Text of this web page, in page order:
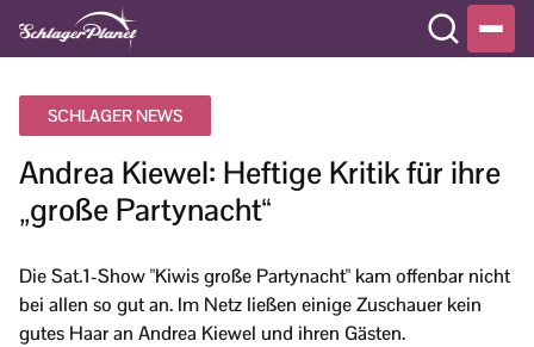
SCHLAGER NEWS
Andrea Kiewel: Heftige Kritik für ihre
„große Partynacht“
Die Sat.1-Show "Kiwis große Partynacht" kam offenbar nicht
bei allen so gut an. Im Netz ließen einige Zuschauer kein
gutes Haar an Andrea Kiewel und ihren Gästen.